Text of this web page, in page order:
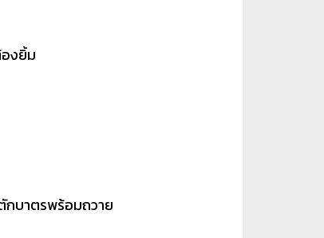
งยิ้ม
กบาตรพร้อมถวาย